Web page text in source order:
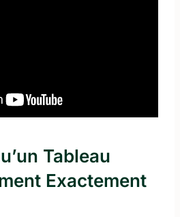
Tableau
Exactement